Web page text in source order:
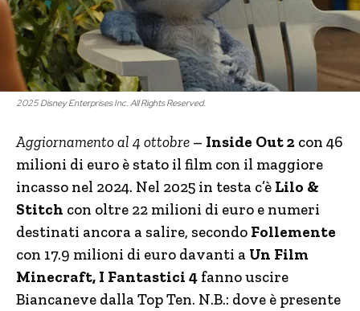
2025 Disney Enterprises Inc. All Rights Reserved.
Aggiornamento al 4 ottobre – Inside Out 2 con 46
milioni di euro è stato il film con il maggiore
incasso nel 2024. Nel 2025 in testa c’è Lilo &
Stitch con oltre 22 milioni di euro e numeri
destinati ancora a salire, secondo Follemente
con 17.9 milioni di euro davanti a Un Film
Minecraft, I Fantastici 4 fanno uscire
Biancaneve dalla Top Ten. N.B.: dove è presente